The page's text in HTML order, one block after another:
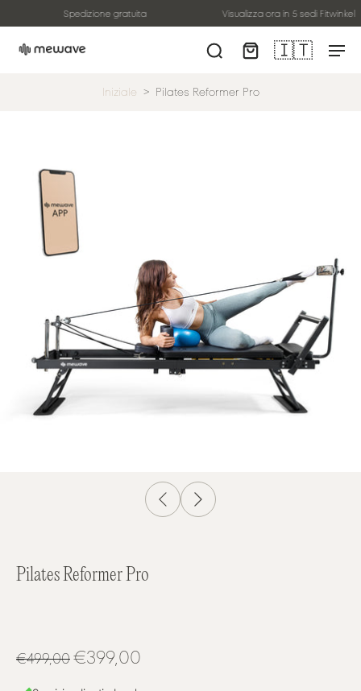
Spedizione gratuita Visualizza ora in 5 sedi Fitwinkel
🇮🇹
Iniziale > Pilates Reformer Pro
Pilates Reformer Pro
€499,00€399,00